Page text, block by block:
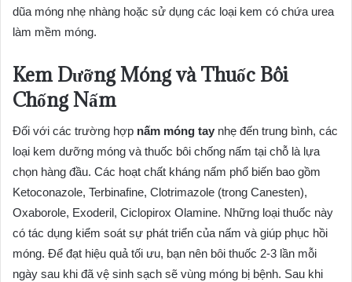
dũa móng nhẹ nhàng hoặc sử dụng các loại kem có chứa urea
làm mềm móng.
Kem Dưỡng Móng và Thuốc Bôi
Chống Nấm
Đối với các trường hợp nấm móng tay nhẹ đến trung bình, các
loại kem dưỡng móng và thuốc bôi chống nấm tại chỗ là lựa
chọn hàng đầu. Các hoạt chất kháng nấm phổ biến bao gồm
Ketoconazole, Terbinafine, Clotrimazole (trong Canesten),
Oxaborole, Exoderil, Ciclopirox Olamine. Những loại thuốc này
có tác dụng kiểm soát sự phát triển của nấm và giúp phục hồi
móng. Để đạt hiệu quả tối ưu, bạn nên bôi thuốc 2-3 lần mỗi
ngày sau khi đã vệ sinh sạch sẽ vùng móng bị bệnh. Sau khi